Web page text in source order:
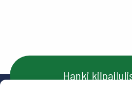
Hanki